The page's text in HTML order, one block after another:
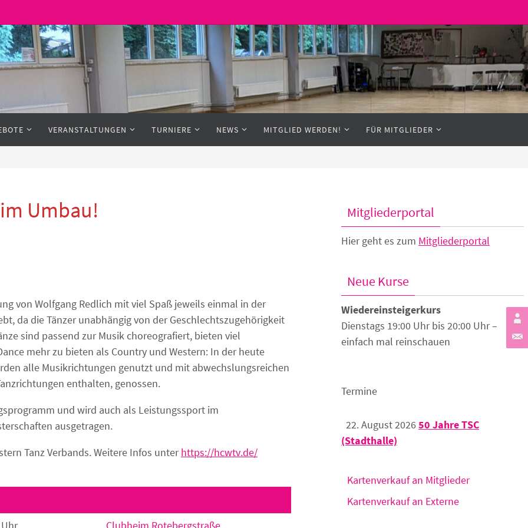
VERANSTALTUNGEN TURNIERE NEWS MITGLIED WERDEN! FÜR MITGLIEDER
Umbau!
von Wolfgang Redlich mit viel Spaß jeweils einmal in der
da die Tänzer unabhängig von der Geschlechtszugehörigkeit
sind passend zur Musik choreografiert, bieten viel
mehr zu bieten als Country und Western: In der heute
alle Musikrichtungen genutzt und mit abwechslungsreichen
enthalten, genossen.
und wird auch als Leistungssport im
ausgetragen.
Tanz Verbands. Weitere Infos unterhttps://hcwtv.de/
Mitgliederportal
Hier geht es zum Mitgliederportal
Neue Kurse
Wiedereinsteigerkurs
Dienstags 19:00 Uhr bis 20:00 Uhr –
einfach mal reinschauen
Termine
22. August 202650 Jahre TSC
(Stadthalle)
Kartenverkauf an Mitglieder
Kartenverkauf an Externe